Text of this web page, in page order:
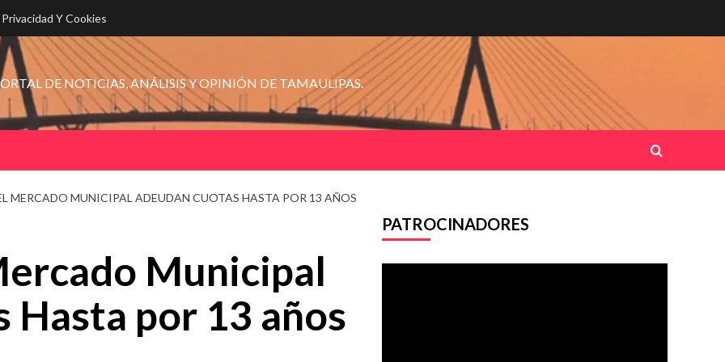
Y Cookies
DE NOTICIAS, ANÁLISIS Y OPINIÓN DE TAMAULIPAS.
MERCADO MUNICIPAL ADEUDAN CUOTAS HASTA POR 13 AÑOS
Municipal
Hasta por 13 años
PATROCINADORES